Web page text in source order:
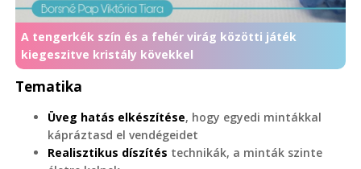
A tengerkék szín és a fehér virág közötti játék
kiegeszitve kristály kövekkel
Tematika
Üveg hatás elkészítése, hogy egyedi mintákkal
kápráztasd el vendégeidet
Realisztikus díszítés technikák, a minták szinte